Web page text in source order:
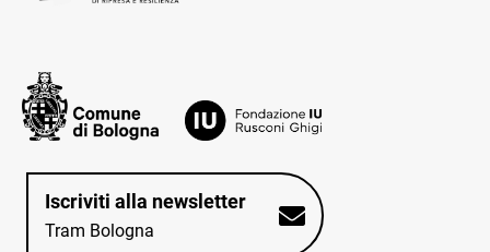
Iscriviti alla newsletter
Tram Bologna